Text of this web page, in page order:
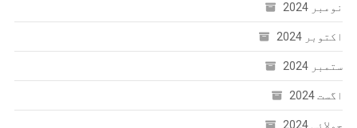
نومبر 2024
اکتوبر 2024
ستمبر 2024
اگست 2024
جولائی 2024